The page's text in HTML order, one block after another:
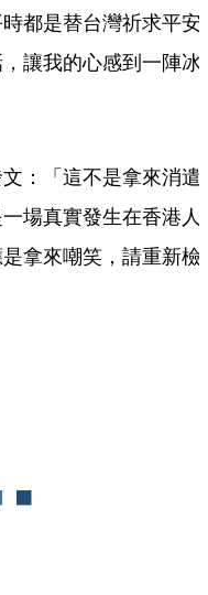
都是替台灣祈求平安
讓我的心感到一陣冰
：「這不是拿來消遣
場真實發生在香港人
拿來嘲笑，請重新檢